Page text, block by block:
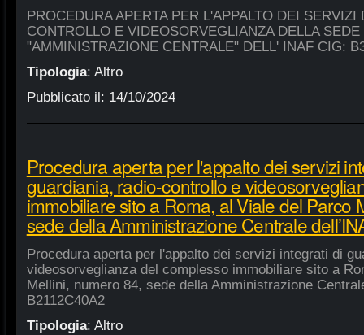
PROCEDURA APERTA PER L'APPALTO DEI
CONTROLLO E VIDEOSORVEGLIANZA DELLA SEDE
"AMMINISTRAZIONE CENTRALE" DELL' INAF CIG:
Tipologia: Altro
Pubblicato il: 14/10/2024
Procedura aperta per l'appalto dei servizi
guardiania, radio-controllo e
immobiliare sito a Roma, al Viale del Parco
sede della Amministrazione Centrale
Procedura aperta per l'appalto dei servizi integrati di
videosorveglianza del complesso immobiliare sito a
Mellini, numero 84, sede della Amministrazione
B2112C40A2
Tipologia: Altro